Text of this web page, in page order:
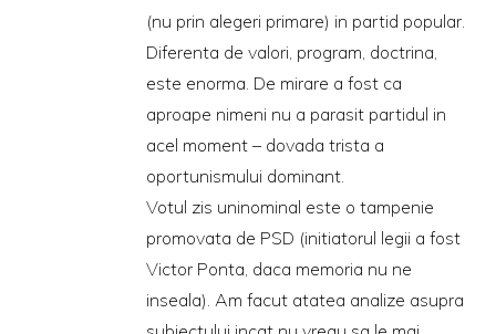
(nu prin alegeri primare) in partid popular.
Diferenta de valori, program, doctrina,
este enorma. De mirare a fost ca
aproape nimeni nu a parasit partidul in
acel moment – dovada trista a
oportunismului dominant.
Votul zis uninominal este o tampenie
promovata de PSD (initiatorul legii a fost
Victor Ponta, daca memoria nu ne
inseala). Am facut atatea analize asupra